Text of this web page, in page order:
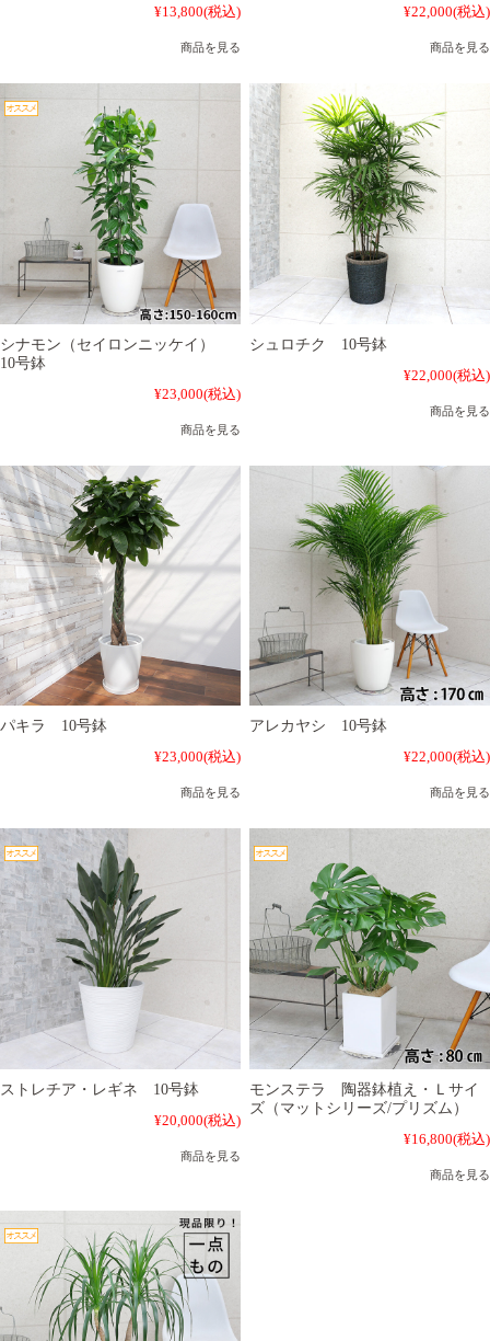
¥13,800(税込)
商品を見る
¥22,000(税込)
商品を見る
シナモン（セイロンニッケイ）
10号鉢
¥23,000(税込)
商品を見る
シュロチク 10号鉢
¥22,000(税込)
商品を見る
パキラ 10号鉢
¥23,000(税込)
商品を見る
アレカヤシ 10号鉢
¥22,000(税込)
商品を見る
ストレチア・レギネ 10号鉢
¥20,000(税込)
商品を見る
モンステラ 陶器鉢植え・Ｌサイ
ズ（マットシリーズ/プリズム）
¥16,800(税込)
商品を見る